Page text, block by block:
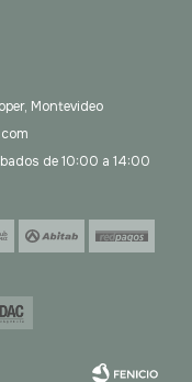
Montevideo
de 10:00 a 14:00